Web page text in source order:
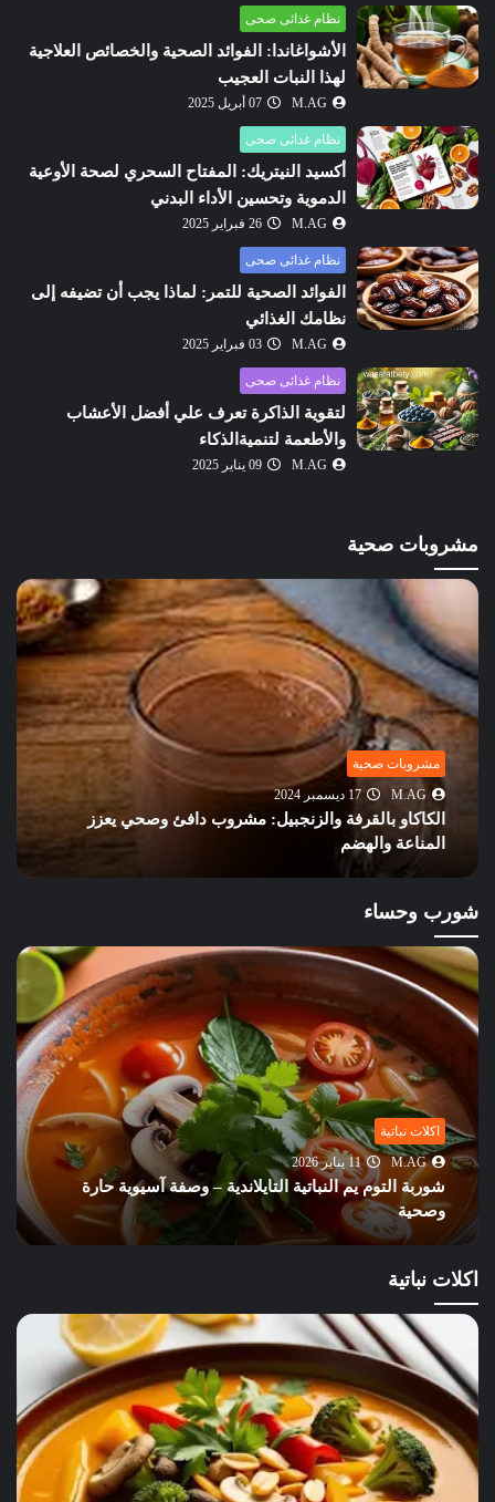
نظام غذائى صحى
الأشواغاندا: الفوائد الصحية والخصائص العلاجية
لهذا النبات العجيب
M.AG 07 أبريل 2025
نظام غذائى صحى
أكسيد النيتريك: المفتاح السحري لصحة الأوعية
الدموية وتحسين الأداء البدني
M.AG 26 فبراير 2025
نظام غذائى صحى
الفوائد الصحية للتمر: لماذا يجب أن تضيفه إلى
نظامك الغذائي
M.AG 03 فبراير 2025
نظام غذائى صحى
لتقوية الذاكرة تعرف علي أفضل الأعشاب
والأطعمة لتنميةالذكاء
M.AG 09 يناير 2025
مشروبات صحية
مشروبات صحية
M.AG
17 ديسمبر 2024
الكاكاو بالقرفة والزنجبيل: مشروب دافئ وصحي يعزز
المناعة والهضم
شورب وحساء
اكلات نباتية
M.AG
11 يناير 2026
شوربة التوم يم النباتية التايلاندية – وصفة آسيوية حارة
وصحية
اكلات نباتية